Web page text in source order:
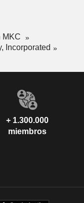
MKC
Incorporated
+ 1.300.000
miembros